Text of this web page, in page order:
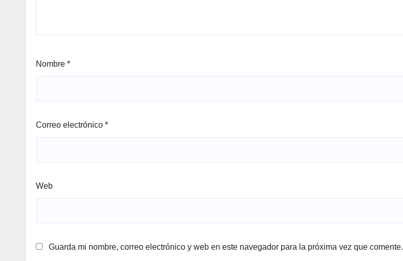
Nombre *
Correo electrónico *
Web
Guarda mi nombre, correo electrónico y web en este navegador para la próxima vez que comente.